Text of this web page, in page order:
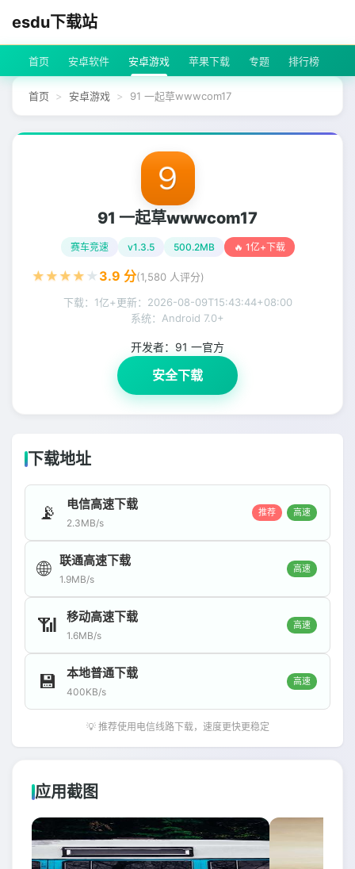
esdu下载站
首页 安卓软件 安卓游戏 苹果下载 专题 排行榜
首页 安卓游戏 91 一起草wwwcom17
91 一起草wwwcom17
赛车竞速 v1.3.5 500.2MB 🔥 1亿+下载
★ ★ ★ ★ ★ 3.9 分(1,580 人评分)
下载：1亿+更新： 2026-08-09T15:43:44+08:00
系统：Android 7.0+
开发者： 91 一官方
安全下载
下载地址
📡 电信高速下载
2.3MB/s
推荐 高速
🌐 联通高速下载
1.9MB/s
高速
📶 移动高速下载
1.6MB/s
高速
💾 本地普通下载
400KB/s
高速
💡 推荐使用电信线路下载，速度更快更稳定
应用截图